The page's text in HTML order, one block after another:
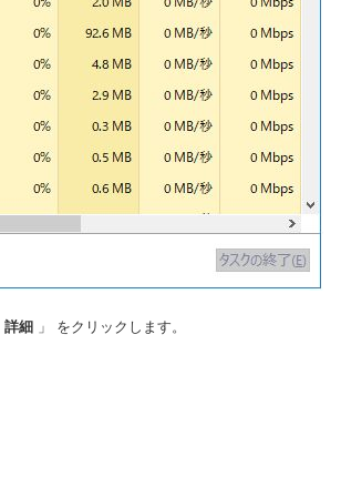
詳細 」 をクリックします。